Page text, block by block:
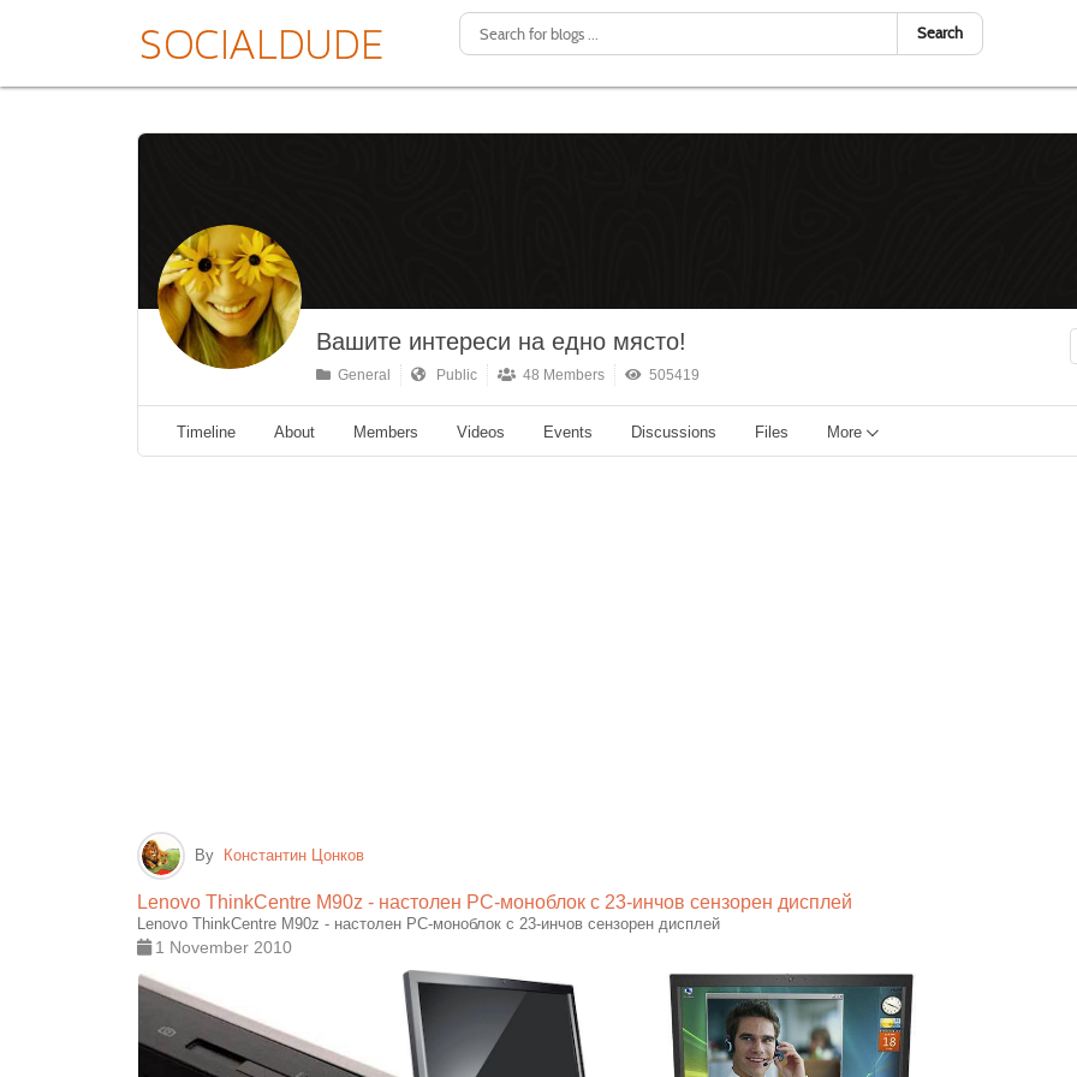
Search
Вашите интереси на едно място!
General Public 48 Members 505419
Timeline About Members Videos Events Discussions Files More
By Константин Цонков
Lenovo ThinkCentre M90z - настолен РС-моноблок с 23-инчов сензорен дисплей
Lenovo ThinkCentre M90z - настолен РС-моноблок с 23-инчов сензорен дисплей
1 November 2010